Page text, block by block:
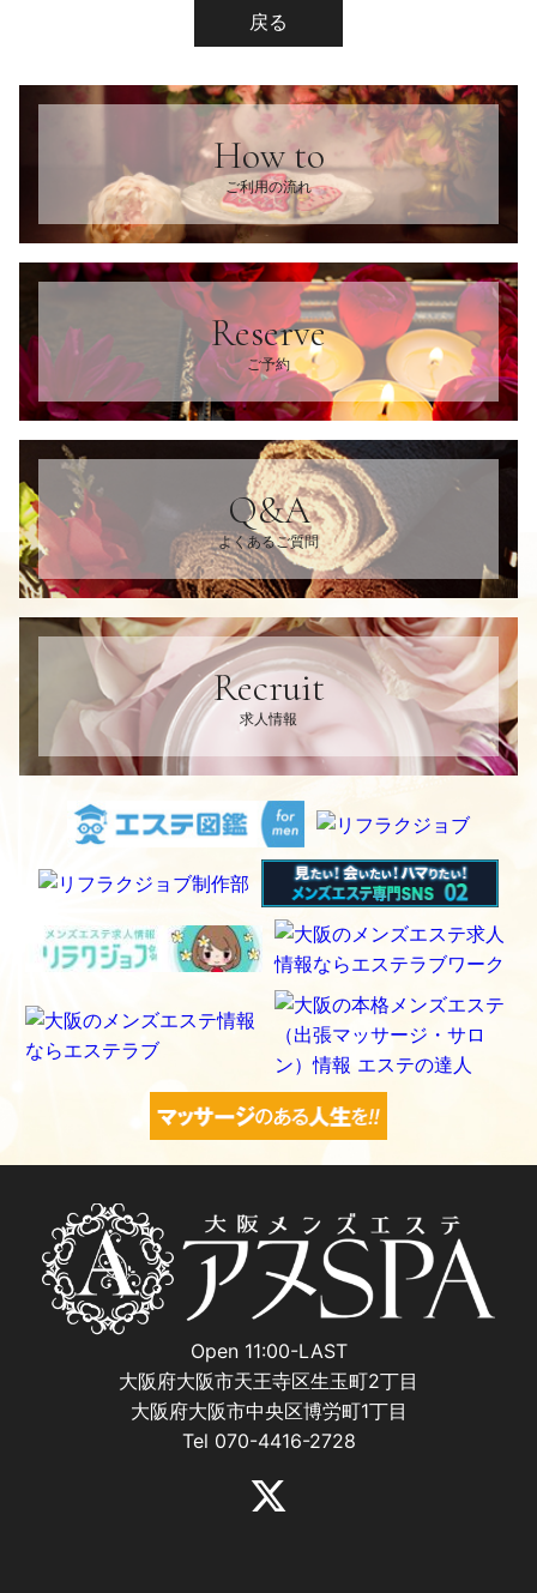
戻る
How to
ご利用の流れ
Reserve
ご予約
Q&A
よくあるご質問
Recruit
求人情報
Open 11:00-LAST
大阪府大阪市天王寺区生玉町2丁目
大阪府大阪市中央区博労町1丁目
Tel 070-4416-2728